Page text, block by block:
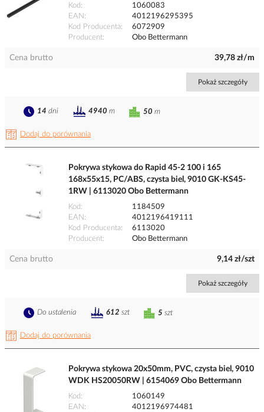
Kod
1060083
EAN
4012196295395
Kod Producenta
6072909
Producent
Obo Bettermann
Cena brutto 39,78 zł/m
Pokaż szczegóły
Dodaj do porównania
50 m
14 dni 4940 m
Pokrywa stykowa do Rapid 45-2 100 i 165
168x55x15, PC/ABS, czysta biel, 9010 GK-KS45-
1RW | 6113020 Obo Bettermann
Kod
1184509
EAN
4012196419111
Kod Producenta
6113020
Producent
Obo Bettermann
Cena brutto 9,14 zł/szt
Pokaż szczegóły
Dodaj do porównania
5 szt
Do ustalenia 612 szt
Pokrywa stykowa 20x50mm, PVC, czysta biel, 9010
WDK HS20050RW | 6154069 Obo Bettermann
Kod
1060149
EAN
4012196974481